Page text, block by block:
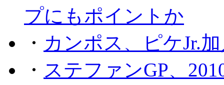
プにもポイントか
・ カンポス、ピケJr.
・ ステファンGP、